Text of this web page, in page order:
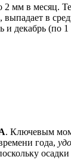
2 мм в
в
декабрь (по
. Ключевым
года,